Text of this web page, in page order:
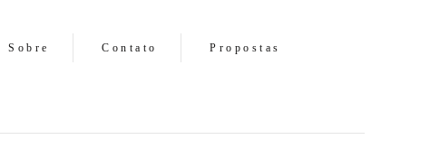
Sobre Contato Propostas